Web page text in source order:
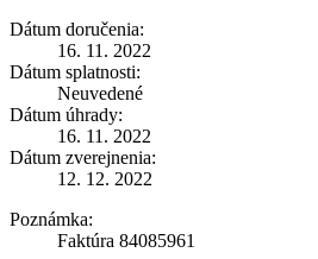
Dátum doručenia:
16. 11. 2022
Dátum splatnosti:
Neuvedené
Dátum úhrady:
16. 11. 2022
Dátum zverejnenia:
12. 12. 2022
Poznámka:
Faktúra 84085961